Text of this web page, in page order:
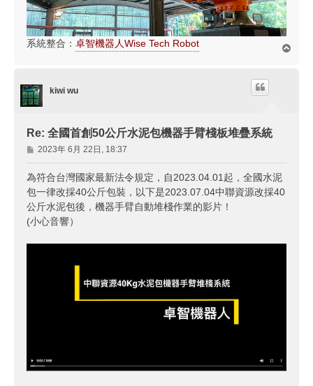
系統整合： 卓智機器人Wise Tech Robot
kiwi wu
Re: 全國首創50公斤水泥包機器手臂棧板堆疊系統
文
章
2023年 6月 22日, 18:37
為符合台灣國家最新法令規定，自2023.04.01起，全國水泥
包一律改採40公斤包裝，以下是2023.07.04中聯資源改採40
公斤水泥包後，機器手臂自動堆棧作業的影片！
(小心音響）